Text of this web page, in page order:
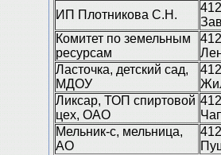
ИП Плотникова С.Н.
Комитет по земельным
ресурсам
Ласточка, детский сад,
МДОУ
Ликсар, ТОП спиртовой
цех, ОАО
Мельник-с, мельница,
АО